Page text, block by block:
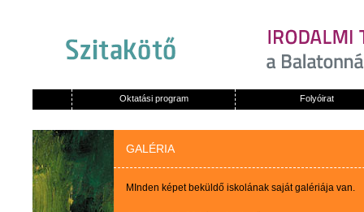
Oktatási program Folyóirat
GALÉRIA
MInden képet beküldő iskolának saját galériája van.